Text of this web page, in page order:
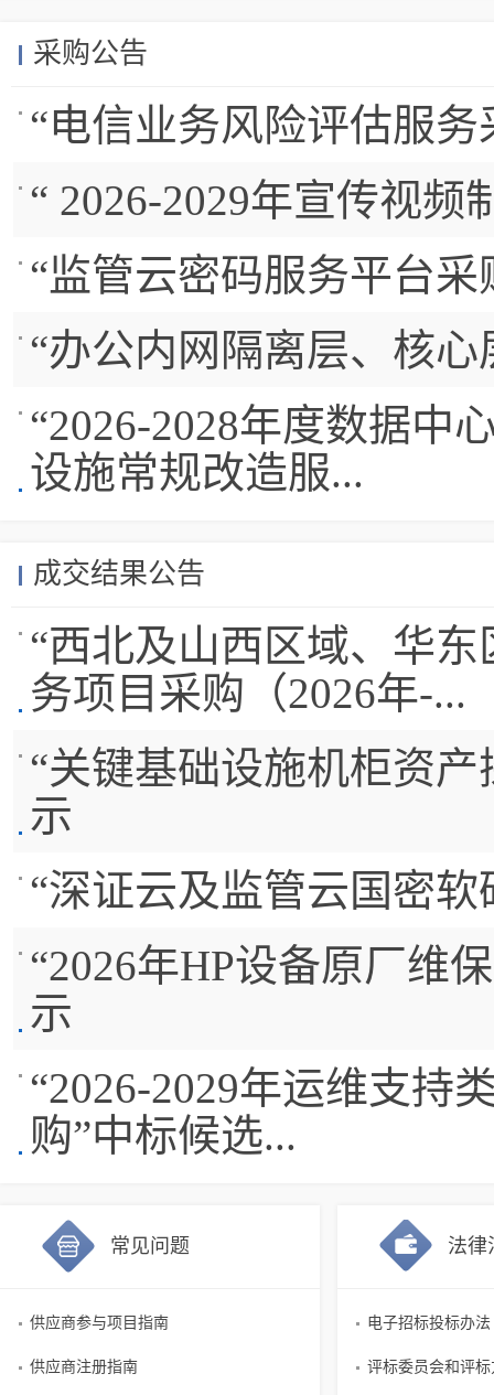
采购公告
“电信业务风险评估服
“ 2026-2029年宣传视
“监管云密码服务平台采
“办公内网隔离层、核
“2026-2028年度数据中
设施常规改造服...
成交结果公告
“西北及山西区域、华
务项目采购（2026年-...
“关键基础设施机柜资
示
“深证云及监管云国密
“2026年HP设备原厂维
示
“2026-2029年运维支持
购”中标候选...
常见问题
供应商参与项目指南
供应商注册指南
法律
电子招标投标办法
评标委员会和评